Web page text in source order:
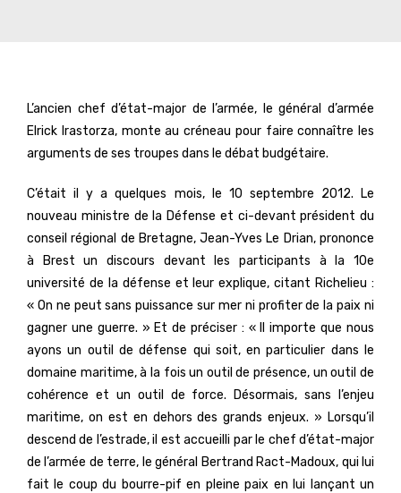
L’ancien chef d’état-major de l’armée, le général d’armée
Elrick Irastorza, monte au créneau pour faire connaître les
arguments de ses troupes dans le débat budgétaire.
C’était il y a quelques mois, le 10 septembre 2012. Le
nouveau ministre de la Défense et ci-devant président du
conseil régional de Bretagne, Jean-Yves Le Drian, prononce
à Brest un discours devant les participants à la 10e
université de la défense et leur explique, citant Richelieu :
« On ne peut sans puissance sur mer ni profiter de la paix ni
gagner une guerre. » Et de préciser : « Il importe que nous
ayons un outil de défense qui soit, en particulier dans le
domaine maritime, à la fois un outil de présence, un outil de
cohérence et un outil de force. Désormais, sans l’enjeu
maritime, on est en dehors des grands enjeux. » Lorsqu’il
descend de l’estrade, il est accueilli par le chef d’état-major
de l’armée de terre, le général Bertrand Ract-Madoux, qui lui
fait le coup du bourre-pif en pleine paix en lui lançant un